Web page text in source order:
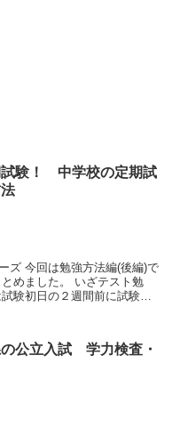
試験！ 中学校の定期試
編)で
初日の２週間前に試験範
公立入試 学力検査・